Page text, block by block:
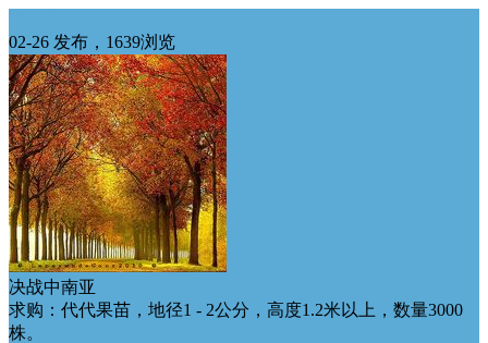
02-26 发布，1639浏览
决战中南亚
求购：代代果苗，地径1 - 2公分，高度1.2米以上，数量3000
株。